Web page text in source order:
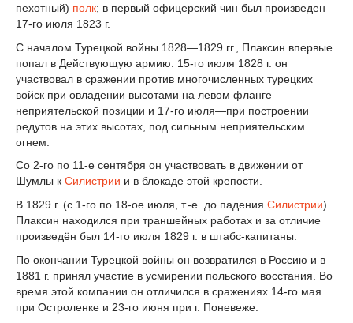
пехотный) полк; в первый офицерский чин был произведен
17-го июля 1823 г.
С началом Турецкой войны 1828—1829 гг., Плаксин впервые
попал в Действующую армию: 15-го июля 1828 г. он
участвовал в сражении против многочисленных турецких
войск при овладении высотами на левом фланге
неприятельской позиции и 17-го июля—при построении
редутов на этих высотах, под сильным неприятельским
огнем.
Со 2-го по 11-е сентября он участвовать в движении от
Шумлы к Силистрии и в блокаде этой крепости.
В 1829 г. (с 1-го по 18-ое июля, т.-е. до падения Силистрии)
Плаксин находился при траншейных работах и за отличие
произведён был 14-го июля 1829 г. в штабс-капитаны.
По окончании Турецкой войны он возвратился в Россию и в
1881 г. принял участие в усмирении польского восстания. Во
время этой компании он отличился в сражениях 14-го мая
при Остроленке и 23-го июня при г. Поневеже.